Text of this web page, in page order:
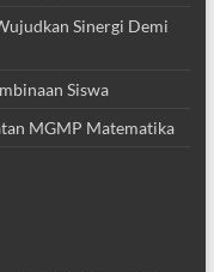
Sinergi Demi
Siswa
MGMP Matematika